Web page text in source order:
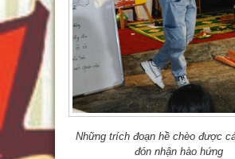
Những trích đoạn hề chèo được
đón nhận hào hứng